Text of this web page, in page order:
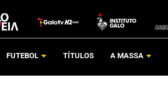
FUTEBOL TÍTULOS A MASSA